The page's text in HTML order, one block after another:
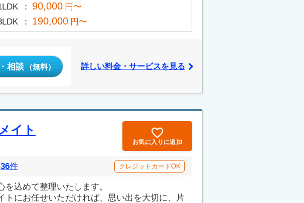
90,000 円〜
190,000 円〜
相談 （無料） 詳しい料金・サービスを見る
イト
お気に入りに追加
36件 クレジットカードOK
込めて整理いたします。
トにお任せいただければ、思い出を大切に、片